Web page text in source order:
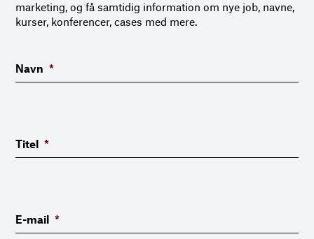
marketing, og få samtidig information om nye job, navne,
kurser, konferencer, cases med mere.
Navn *
Titel *
E-mail *